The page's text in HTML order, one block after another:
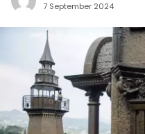
7 September 2024